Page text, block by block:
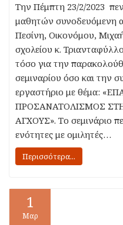
Την Πέμπτη 23/2/2023
μαθητών συνοδευόμενη
Πεσίνη, Οικονόμου,
σχολείου κ.
τόσο για την
σεμιναρίου όσο και την
εργαστήριο με θέμα:
ΠΡΟΣΑΝΑΤΟΛΙΣΜΟΣ
ΑΓΧΟΥΣ». Το σεμινάριο
ενότητες με ομιλητές…
Περισσότερα...
1
Μαρ